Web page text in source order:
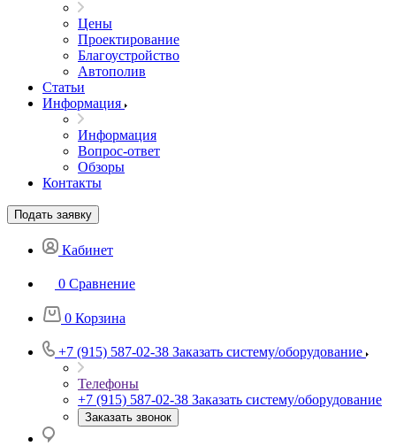
Цены
Проектирование
Благоустройство
Автополив
Статьи
Информация
Информация
Вопрос-ответ
Обзоры
Контакты
Подать заявку
Кабинет
0 Сравнение
0 Корзина
+7 (915) 587-02-38 Заказать систему/оборудование
Телефоны
+7 (915) 587-02-38 Заказать систему/оборудование
Заказать звонок